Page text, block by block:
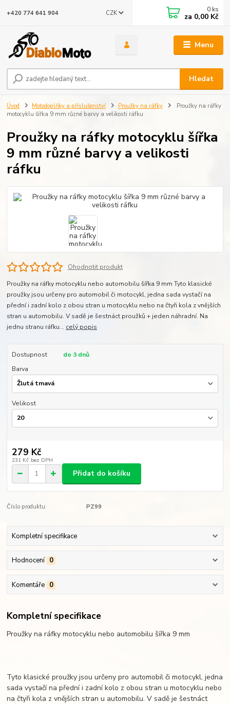
Menu
CZK
Hledat
+420 774 641 904 0 ks
za 0,00 Kč
Úvod Motodoplňky a příslušenství Proužky na ráfky
Proužky na ráfky
motocyklu šířka 9 mm různé barvy a velikosti ráfku
Proužky na ráfky motocyklu šířka
9 mm různé barvy a velikosti
ráfku
Ohodnotit produkt
Proužky na ráfky motocyklu nebo automobilu šířka 9 mm Tyto klasické
proužky jsou určeny pro automobil či motocykl, jedna sada vystačí na
přední i zadní kolo z obou stran u motocyklu nebo na čtyři kola z vnějších
stran u automobilu. V sadě je šestnáct proužků + jeden náhradní. Na
jednu stranu ráfku... celý popis
Dostupnost
do 3 dnů
Barva
Velikost
279 Kč
231 Kč bez DPH
Přidat do košíku
Číslo produktu: PZ99
Kompletní specifikace
Hodnocení 0
Komentáře 0
Kompletní specifikace
Proužky na ráfky motocyklu nebo automobilu šířka 9 mm
Tyto klasické proužky jsou určeny pro automobil či motocykl, jedna
sada vystačí na přední i zadní kolo z obou stran u motocyklu nebo
na čtyři kola z vnějších stran u automobilu. V sadě je šestnáct